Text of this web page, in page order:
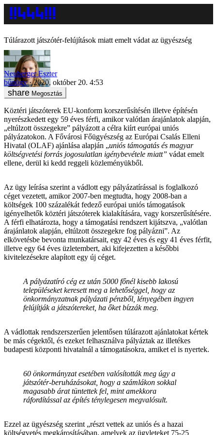
Túlárazott játszótér-felújítások miatt emelt vádat az ügyészség
Neuberger Eszter
bűnügy
2020. október 20. 4:53
Megosztás
Köztéri játszóterek EU-konform korszerűsítésén illetve építésén
nyerészkedett egy 59 éves férfi, amikor valótlan árajánlatok alapján,
„eltúlzott összegekre” pályázott a célra kiírt európai uniós
pályázatokon. A Fővárosi Főügyészség az Európai Csalás Elleni
Hivatal (OLAF) ajánlása alapján „uniós támogatás és magyar
költségvetési forrás jogosulatlan igénybevétele miatt” vádat emelt
ellene, derül ki kedd reggeli közleményükből.
Az ügy leírása szerint a vádlott egy pályázatírással is foglalkozó
céget vezetett, amikor 2007-ben megtudta, hogy 2008-ban a
költségek 100 százalékát fedező európai uniós támogatások
igényelhetők köztéri játszóterek kialakítására, vagy korszerűsítésére.
A férfi elhatározta, hogy a támogatási rendszert kijátszva, „valótlan
árajánlatok alapján, eltúlzott összegekre fog pályázni”. Az
elkövetésbe bevonta munkatársait, egy 42 éves és egy 41 éves férfit,
illetve egy 64 éves üzletembert, aki kifejezetten a későbbi
kivitelezésekre alapított egy új céget.
A pályázatíró cég ez után 5000 főnél kisebb lakosú
településeket keresett meg a lehetőséggel, hogy az
önkormányzatnak pályázati pénzből, lényegében ingyen
felújítják a játszótereket, ha őket bízzák meg.
A vádlottak rendszerszerűen jelentősen túlárazott ajánlatokat kértek
be más cégektől, és ezeket felhasználva pályáztak az illetékes
budapesti központi hivatalnál a támogatásokra, amiket el is nyertek.
60 önkormányzat esetében valósították meg úgy a
játszótér-beruházásokat, hogy a számlákon sokkal
magasabb árat tüntettek fel, mint amekkora
ráfordítással az építés ténylegesen megvalósult.
Ezzel az ügyészség szerint „részt vettek az uniós és a hazai
költségvetés megkárosításában, amelyek az ügyleteket 75-25